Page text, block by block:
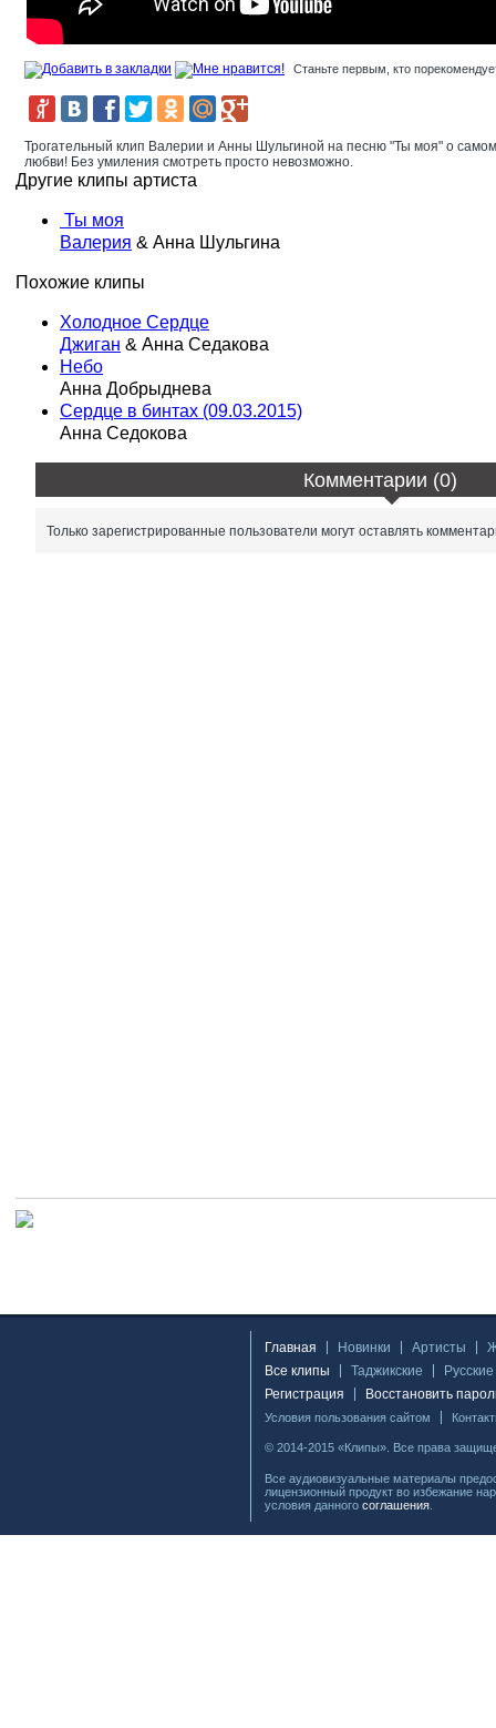
Станьте первым, кто
Трогательный клип Валерии и Анны Шульгиной на песню "Ты моя" о
любви! Без умиления смотреть просто невозможно.
Другие клипы артиста
Ты моя
Валерия & Анна Шульгина
Похожие клипы
Холодное Сердце
Джиган & Анна Седакова
Небо
Анна Добрыднева
Сердце в бинтах (09.03.2015)
Анна Седокова
Комментарии (0)
Только зарегистрированные пользователи могут оставлять
Главная Новинки Артисты
Все клипы
Таджикские
Русские
Регистрация
Восстановить
Условия пользования сайтом
© 2014-2015 «Клипы». Все права
Все аудиовизуальные материалы
лицензионный продукт во избежание
условия данного соглашения